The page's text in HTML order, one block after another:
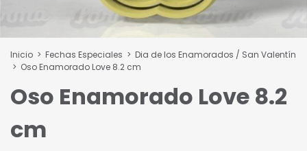
Inicio > Fechas Especiales > Dia de los Enamorados / San Valentín
> Oso Enamorado Love 8.2 cm
Oso Enamorado Love 8.2
cm